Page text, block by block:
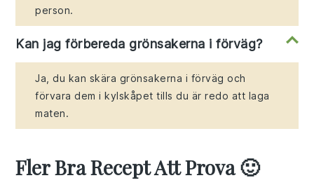
person.
Kan jag förbereda grönsakerna i förväg?
Ja, du kan skära grönsakerna i förväg och
förvara dem i kylskåpet tills du är redo att laga
maten.
Fler Bra Recept Att Prova 🙂